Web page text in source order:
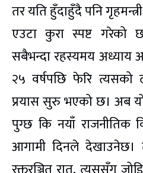
तर यति हुँदाहुँदै पनि
एउटा कुरा स्पष्ट गरेको
सबैभन्दा रहस्यमय
२५ वर्षपछि फेरि त्यसको
प्रयास सुरु भएको छ। अब
पुग्छ कि नयाँ राजनीतिक
आगामी दिनले देखाउनेछ।